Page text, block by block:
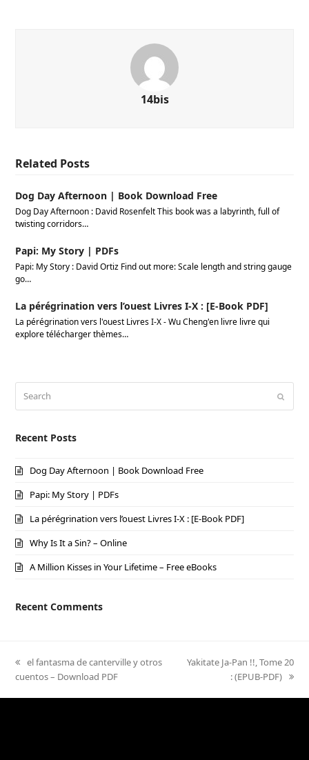
14bis
Related Posts
Dog Day Afternoon | Book Download Free
Dog Day Afternoon : David Rosenfelt This book was a labyrinth, full of
twisting corridors…
Papi: My Story | PDFs
Papi: My Story : David Ortiz Find out more: Scale length and string gauge
go…
La pérégrination vers l’ouest Livres I-X : [E-Book PDF]
La pérégrination vers l'ouest Livres I-X - Wu Cheng'en livre livre qui
explore télécharger thèmes…
Recent Posts
Dog Day Afternoon | Book Download Free
Papi: My Story | PDFs
La pérégrination vers l’ouest Livres I-X : [E-Book PDF]
Why Is It a Sin? – Online
A Million Kisses in Your Lifetime – Free eBooks
Recent Comments
previous
post:
el fantasma de canterville y otros
cuentos – Download PDF
next
Yakitate Ja-Pan !!, Tome 20
: (EPUB-PDF)